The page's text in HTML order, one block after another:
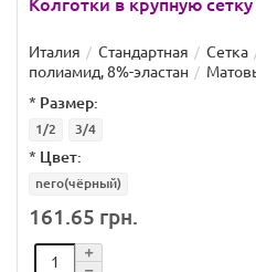
Колготки в крупную сетку
Италия Стандартная Сетка
полиамид, 8%-эластан
* Размер:
1/2 3/4
* Цвет:
nero(чёрный)
161.65 грн.